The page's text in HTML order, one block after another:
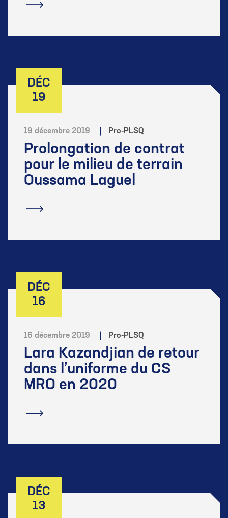
DÉC
19
19 décembre 2019 Pro-PLSQ
Prolongation de contrat
pour le milieu de terrain
Oussama Laguel
DÉC
16
16 décembre 2019 Pro-PLSQ
Lara Kazandjian de retour
dans l’uniforme du CS
MRO en 2020
DÉC
13